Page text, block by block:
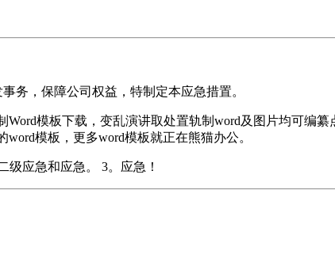
，保障公司权益，特制定本应急措置。
模板下载，变乱演讲取处置轨制word及图片均可编纂
模板，更多word模板就正在熊猫办公。
应急和应急。 3。应急！